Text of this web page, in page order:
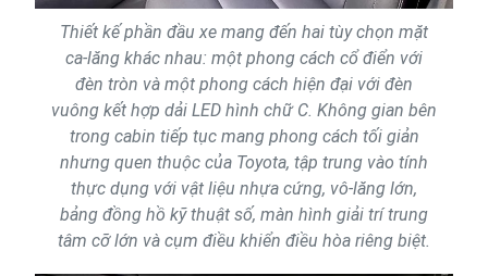
Thiết kế phần đầu xe mang đến hai tùy chọn mặt
ca-lăng khác nhau: một phong cách cổ điển với
đèn tròn và một phong cách hiện đại với đèn
vuông kết hợp dải LED hình chữ C. Không gian bên
trong cabin tiếp tục mang phong cách tối giản
nhưng quen thuộc của Toyota, tập trung vào tính
thực dụng với vật liệu nhựa cứng, vô-lăng lớn,
bảng đồng hồ kỹ thuật số, màn hình giải trí trung
tâm cỡ lớn và cụm điều khiển điều hòa riêng biệt.